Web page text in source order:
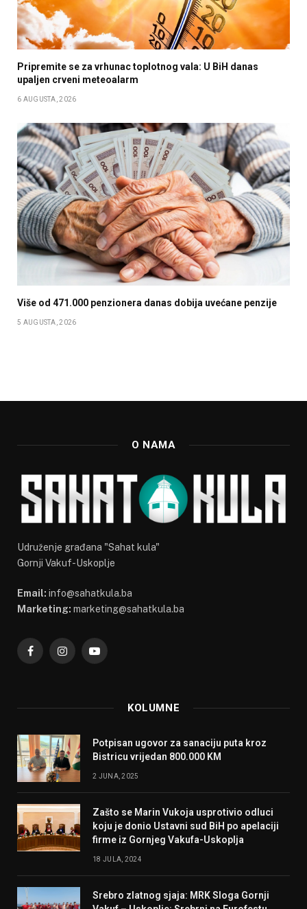
Pripremite se za vrhunac toplotnog vala: U BiH danas
upaljen crveni meteoalarm
6 AUGUSTA, 2026
Više od 471.000 penzionera danas dobija uvećane penzije
5 AUGUSTA, 2026
O NAMA
Udruženje građana "Sahat kula"
Gornji Vakuf-Uskoplje
Email: info@sahatkula.ba
Marketing: marketing@sahatkula.ba
FacebookInstagramYouTube
KOLUMNE
Potpisan ugovor za sanaciju puta kroz
Bistricu vrijedan 800.000 KM
2 JUNA, 2025
Zašto se Marin Vukoja usprotivio odluci
koju je donio Ustavni sud BiH po apelaciji
firme iz Gornjeg Vakufa-Uskoplja
18 JULA, 2024
Srebro zlatnog sjaja: MRK Sloga Gornji